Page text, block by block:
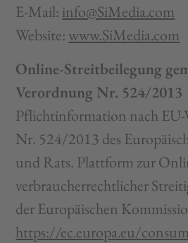
E-Mail: info@SiMedia.com
Website: www.SiMedia.com
Online-Streitbeilegung
Verordnung Nr. 524/2013
Pflichtinformation nach
Nr. 524/2013 des
und Rats. Plattform zur
verbraucherrechtlicher
der Europäischen
https://ec.europa.eu/